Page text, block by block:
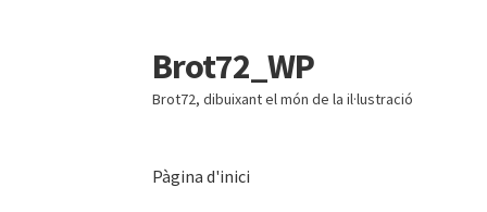
Salta
a
navegació
Vés
al
contingut
Brot72_WP
Brot72, dibuixant el món de la il·lustració
Pàgina d'inici